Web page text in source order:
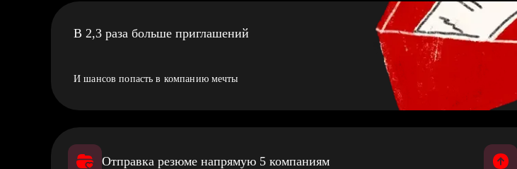
В 2,3 раза больше приглашений
И шансов попасть в компанию мечты
Отправка резюме напрямую 5 компаниям